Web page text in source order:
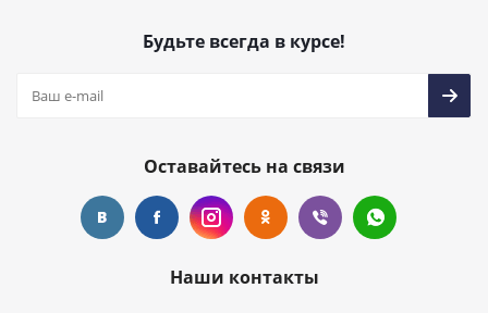
Будьте всегда в курсе!
Оставайтесь на связи
Наши контакты